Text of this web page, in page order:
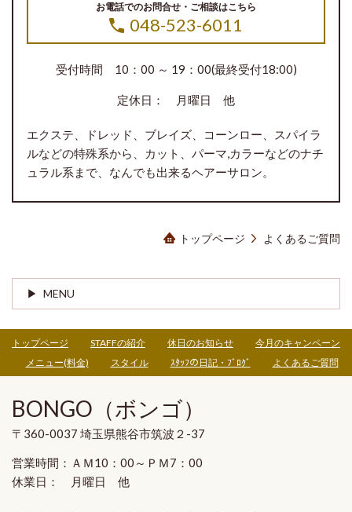
お電話でのお問合せ・ご相談はこちら
048-523-6011
受付時間 10：00 ～ 19：00(最終受付18:00)
定休日： 月曜日 他
エクステ、ドレッド、ブレイズ、コーンロー、スパイラ
ルなどの特殊系から、カット、パーマ,カラーなどのナチ
ュラル系まで、なんでも出来るヘアーサロン。
トップページ よくあるご質問
MENU
トップページ STAFFの紹介 休日のお知らせ
今月のキャンペーン
メニュー(料金)
スタイル ｽﾀｯﾌの日記・ﾌﾞﾛｸﾞ よくあるご質問
BONGO（ボンゴ）
〒360-0037 埼玉県熊谷市筑波２-37
営業時間：ＡＭ10：00～ＰＭ7：00
休業日： 月曜日 他